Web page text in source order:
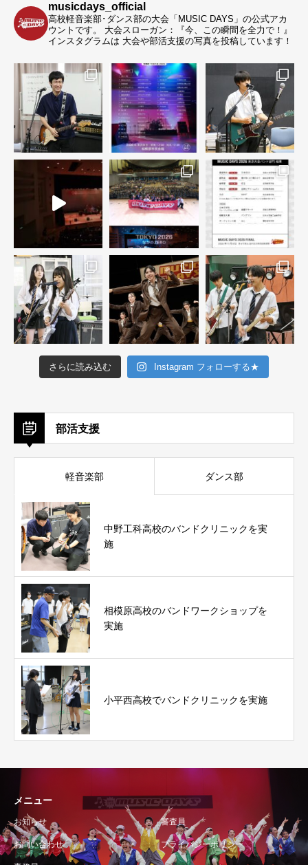
musicdays_official
高校軽音楽部･ダンス部の大会「MUSIC DAYS」の公式アカ
ウントです。
大会スローガン：『今、この瞬間を全力で！』
インスタグラムは 大会や部活支援の写真を投稿しています！
さらに読み込む Instagram フォローする★
部活支援
軽音楽部 ダンス部
中野工科高校のバンドクリニックを実
施
相模原高校のバンドワークショップを
実施
小平西高校でバンドクリニックを実施
メニュー
お知らせ 審査員
お問い合わせ プライバシーポリシー